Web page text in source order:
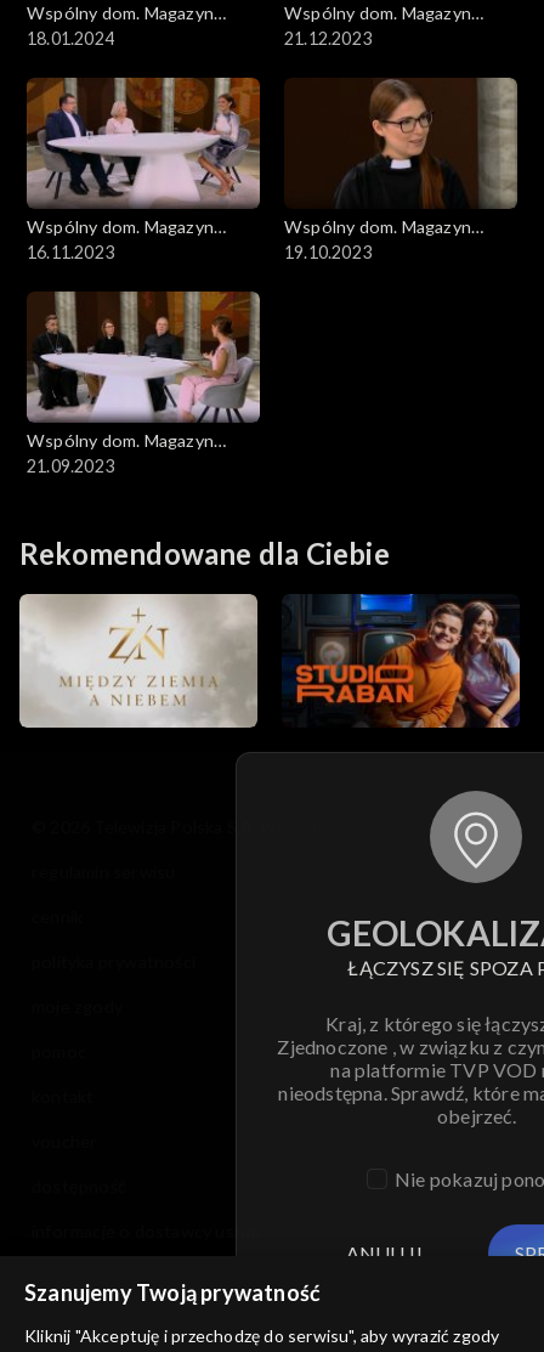
Wspólny dom. Magazyn
ekumeniczny
18.01.2024
Wspólny dom. Magazyn
ekumeniczny
21.12.2023
Wspólny dom. Magazyn
ekumeniczny
16.11.2023
Wspólny dom. Magazyn
ekumeniczny
19.10.2023
Wspólny dom. Magazyn
ekumeniczny
21.09.2023
Rekomendowane dla Ciebie
ŁĄCZYSZ SIĘ SPOZA
Kraj, z którego się
Zjednoczone , w związku z
na platformie TVP VOD
nieodstępna. Sprawdź, które
obejrzeć.
Nie pokazuj
ANULUJ
Szanujemy Twoją prywatność
Kliknij "Akceptuję i przechodzę do serwisu", aby wyrazić zgody